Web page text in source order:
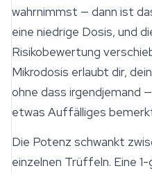
wahrnimmst — dann ist
eine niedrige Dosis, und
Risikobewertung
Mikrodosis erlaubt dir,
ohne dass irgendjemand
etwas Auffälliges
Die Potenz schwankt
einzelnen Trüffeln. Eine